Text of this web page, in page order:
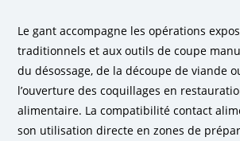
Le gant accompagne les opérations
traditionnels et aux outils de coupe
du désossage, de la découpe de viande
l’ouverture des coquillages en
alimentaire. La compatibilité contact
son utilisation directe en zones de